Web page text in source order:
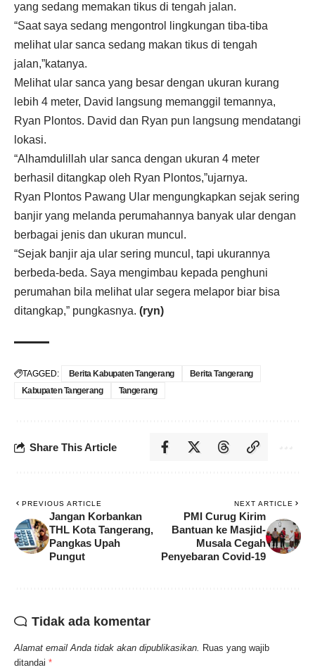
yang sedang memakan tikus di tengah jalan.
“Saat saya sedang mengontrol lingkungan tiba-tiba
melihat ular sanca sedang makan tikus di tengah
jalan,”katanya.
Melihat ular sanca yang besar dengan ukuran kurang
lebih 4 meter, David langsung memanggil temannya,
Ryan Plontos. David dan Ryan pun langsung mendatangi
lokasi.
“Alhamdulillah ular sanca dengan ukuran 4 meter
berhasil ditangkap oleh Ryan Plontos,”ujarnya.
Ryan Plontos Pawang Ular mengungkapkan sejak sering
banjir yang melanda perumahannya banyak ular dengan
berbagai jenis dan ukuran muncul.
“Sejak banjir aja ular sering muncul, tapi ukurannya
berbeda-beda. Saya mengimbau kepada penghuni
perumahan bila melihat ular segera melapor biar bisa
ditangkap,” pungkasnya. (ryn)
TAGGED: Berita Kabupaten Tangerang
Berita Tangerang
Kabupaten Tangerang
Tangerang
Share This Article
PREVIOUS ARTICLE
Jangan Korbankan
THL Kota Tangerang,
Pangkas Upah
Pungut
NEXT ARTICLE
PMI Curug Kirim
Bantuan ke Masjid-
Musala Cegah
Penyebaran Covid-19
Tidak ada komentar
Alamat email Anda tidak akan dipublikasikan. Ruas yang wajib
ditandai *